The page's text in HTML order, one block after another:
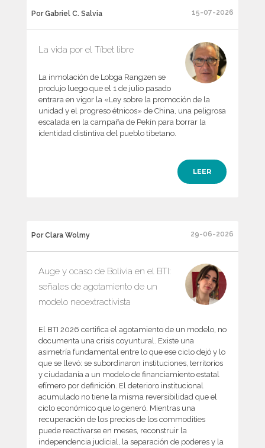
Por Gabriel C. Salvia 15-07-2026
La vida por el Tíbet libre
La inmolación de Lobga Rangzen se
produjo luego que el 1 de julio pasado
entrara en vigor la «Ley sobre la promoción de la
unidad y el progreso étnicos» de China, una peligrosa
escalada en la campaña de Pekín para borrar la
identidad distintiva del pueblo tibetano.
LEER
Por Clara Wolmy 29-06-2026
Auge y ocaso de Bolivia en el BTI:
señales de agotamiento de un
modelo neoextractivista
El BTI 2026 certifica el agotamiento de un modelo, no
documenta una crisis coyuntural. Existe una
asimetría fundamental entre lo que ese ciclo dejó y lo
que se llevó: se subordinaron instituciones, territorios
y ciudadanía a un modelo de financiamiento estatal
efímero por definición. El deterioro institucional
acumulado no tiene la misma reversibilidad que el
ciclo económico que lo generó. Mientras una
recuperación de los precios de los commodities
puede reactivarse en meses, reconstruir la
independencia judicial, la separación de poderes y la